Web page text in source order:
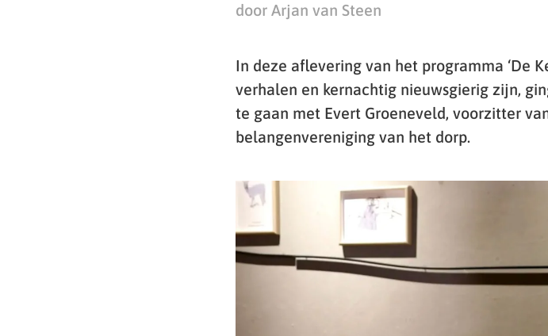
door Arjan van Steen
In deze aflevering van het programma ‘De
verhalen en kernachtig nieuwsgierig zijn,
te gaan met Evert Groeneveld, voorzitter
belangenvereniging van het dorp.